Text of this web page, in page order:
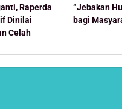
Raperda
Dinilai
Celah
“Jebakan
bagi